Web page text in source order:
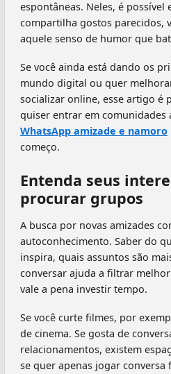
espontâneas. Neles, é possível
compartilha gostos parecidos,
aquele senso de humor que
Se você ainda está dando os
mundo digital ou quer
socializar online, esse artigo é
quiser entrar em comunidades
WhatsApp amizade e namoro
começo.
Entenda seus
procurar grupos
A busca por novas amizades
autoconhecimento. Saber do
inspira, quais assuntos são
conversar ajuda a filtrar
vale a pena investir tempo.
Se você curte filmes, por
de cinema. Se gosta de
relacionamentos, existem
se quer apenas jogar